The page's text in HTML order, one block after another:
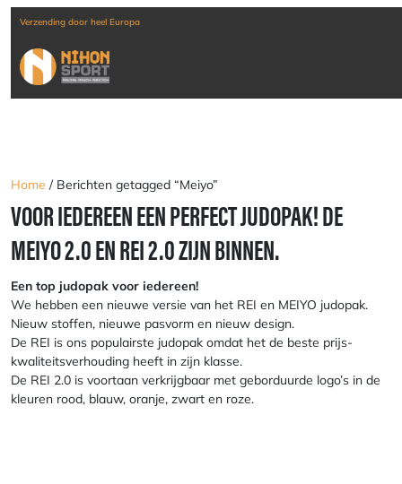
Verzending door heel Europa
Home / Berichten getagged “Meiyo”
VOOR IEDEREEN EEN PERFECT JUDOPAK! DE
MEIYO 2.0 EN REI 2.0 ZIJN BINNEN.
Een top judopak voor iedereen!
We hebben een nieuwe versie van het REI en MEIYO judopak.
Nieuw stoffen, nieuwe pasvorm en nieuw design.
De REI is ons populairste judopak omdat het de beste prijs-
kwaliteitsverhouding heeft in zijn klasse.
De REI 2.0 is voortaan verkrijgbaar met geborduurde logo’s in de
kleuren rood, blauw, oranje, zwart en roze.